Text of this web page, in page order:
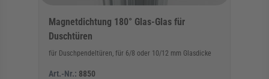
Magnetdichtung 180° Glas-Glas für
Duschtüren
für Duschpendeltüren, für 6/8 oder 10/12 mm Glasdicke
Art.-Nr.: 8850